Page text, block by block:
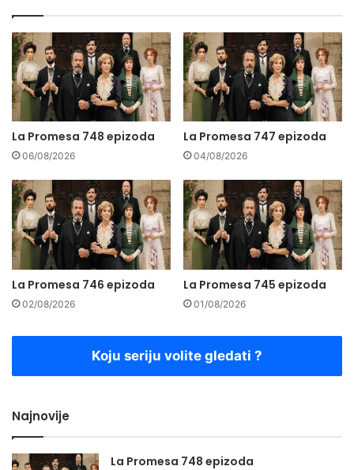
La Promesa 748 epizoda
06/08/2026
La Promesa 747 epizoda
04/08/2026
La Promesa 746 epizoda
02/08/2026
La Promesa 745 epizoda
01/08/2026
Koju seriju volite gledati ?
Najnovije
La Promesa 748 epizoda